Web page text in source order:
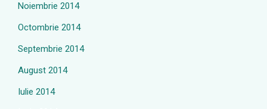
Noiembrie 2014
Octombrie 2014
Septembrie 2014
August 2014
Iulie 2014